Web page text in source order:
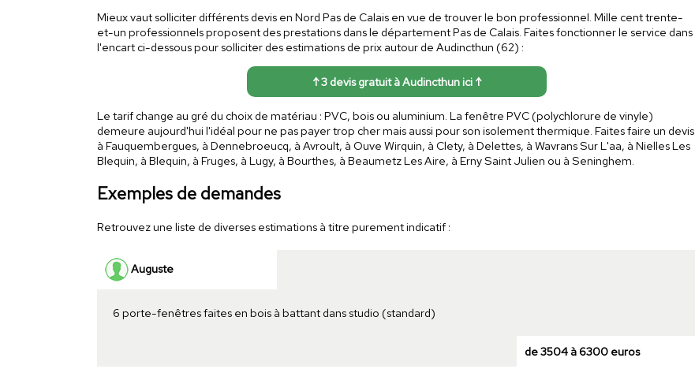
Mieux vaut solliciter différents devis en Nord Pas de Calais en vue de trouver le bon professionnel. Mille cent trente-
et-un professionnels proposent des prestations dans le département Pas de Calais. Faites fonctionner le service dans
l'encart ci-dessous pour solliciter des estimations de prix autour de Audincthun (62) :
↑ 3 devis gratuit à Audincthun ici ↑
Le tarif change au gré du choix de matériau : PVC, bois ou aluminium. La fenêtre PVC (polychlorure de vinyle)
demeure aujourd'hui l'idéal pour ne pas payer trop cher mais aussi pour son isolement thermique. Faites faire un devis
à Fauquembergues, à Dennebroeucq, à Avroult, à Ouve Wirquin, à Clety, à Delettes, à Wavrans Sur L'aa, à Nielles Les
Blequin, à Blequin, à Fruges, à Lugy, à Bourthes, à Beaumetz Les Aire, à Erny Saint Julien ou à Seninghem.
Exemples de demandes
Retrouvez une liste de diverses estimations à titre purement indicatif :
Auguste
6 porte-fenêtres faites en bois à battant dans studio (standard)
de 3504 à 6300 euros